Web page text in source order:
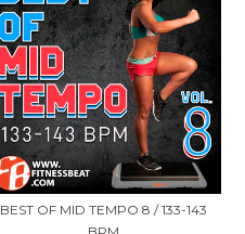
BEST OF MID TEMPO 8 / 133-143